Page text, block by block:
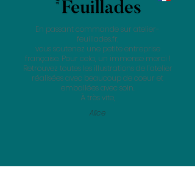
En passant commande sur atelier-
feuillades.fr,
vous soutenez une petite entreprise
française. Pour cela, un immense merci !
Retrouvez toutes les illustrations de l’atelier
réalisées avec beaucoup de coeur et
emballées avec soin.
À très vite,
Alice